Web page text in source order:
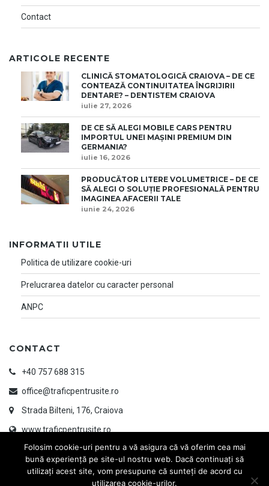
Contact
ARTICOLE RECENTE
CLINICĂ STOMATOLOGICĂ CRAIOVA – DE CE
CONTEAZĂ CONTINUITATEA ÎNGRIJIRII
DENTARE? – DENTISTEM CRAIOVA
iulie 27, 2026
DE CE SĂ ALEGI MOBILE CARS PENTRU
IMPORTUL UNEI MAȘINI PREMIUM DIN
GERMANIA?
iulie 16, 2026
PRODUCĂTOR LITERE VOLUMETRICE – DE CE
SĂ ALEGI O SOLUȚIE PROFESIONALĂ PENTRU
IMAGINEA AFACERII TALE
iunie 24, 2026
INFORMATII UTILE
Politica de utilizare cookie-uri
Prelucrarea datelor cu caracter personal
ANPC
CONTACT
+40 757 688 315
office@traficpentrusite.ro
Strada Bilteni, 176, Craiova
www.traficpentrusite.ro
Folosim cookie-uri pentru a vă asigura că vă oferim cea mai
bună experiență pe site-ul nostru web. Dacă continuați să
utilizați acest site, vom presupune că sunteți de acord cu
utilizarea cookie-urilor.